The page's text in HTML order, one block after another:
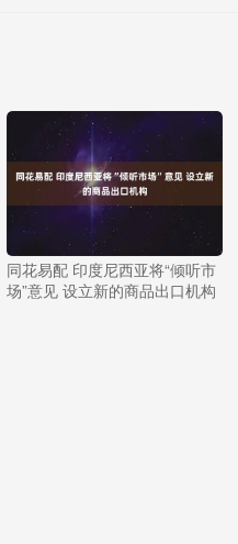
同花易配 印度尼西亚将“倾听市
场”意见 设立新的商品出口机构